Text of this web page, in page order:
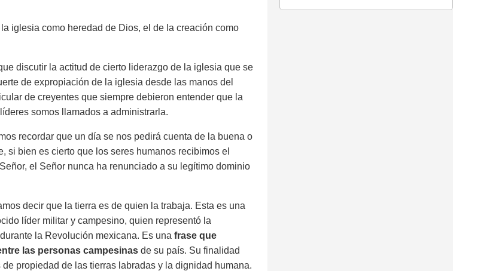
iglesia como heredad de Dios, el de la creación como
discutir la actitud de cierto liderazgo de la iglesia que se
de expropiación de la iglesia desde las manos del
de creyentes que siempre debieron entender que la
somos llamados a administrarla.
recordar que un día se nos pedirá cuenta de la buena o
si bien es cierto que los seres humanos recibimos el
el Señor nunca ha renunciado a su legítimo dominio
decir que la tierra es de quien la trabaja. Esta es una
líder militar y campesino, quien representó la
la Revolución mexicana. Es una frase que
las personas campesinas de su país. Su finalidad
propiedad de las tierras labradas y la dignidad humana.